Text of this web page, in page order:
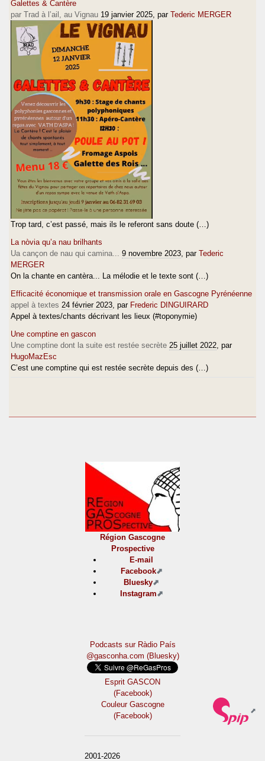
Galettes & Cantère
par Trad à l’ail, au Vignau 19 janvier 2025 , par Tederic MERGER
Trop tard, c’est passé, mais ils le referont sans doute (…)
La nòvia qu’a nau brilhants
Ua cançon de nau qui camina...
9 novembre 2023 , par Tederic
MERGER
On la chante en cantèra... La mélodie et le texte sont (…)
Efficacité économique et transmission orale en Gascogne Pyrénéenne
appel à textes 24 février 2023 , par Frederic DINGUIRARD
Appel à textes/chants décrivant les lieux (#toponymie)
Une comptine en gascon
Une comptine dont la suite est restée secrète 25 juillet 2022 , par
HugoMazEsc
C’est une comptine qui est restée secrète depuis des (…)
Région Gascogne
Prospective
E-mail
Facebook
Bluesky
Instagram
Podcasts sur Ràdio País
@gasconha.com (Bluesky)
Esprit GASCON
(Facebook)
Couleur Gascogne
(Facebook)
2001-2026